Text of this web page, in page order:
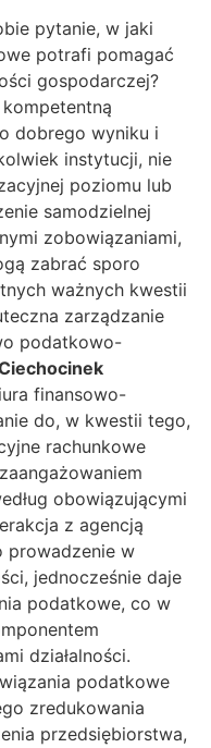
pytanie, w jaki
potrafi pomagać
gospodarczej?
dobrego wyniku i
instytucji, nie
poziomu lub
samodzielnej
zobowiązaniami,
zabrać sporo
ważnych kwestii
zarządzanie
podatkowo-
finansowo-
do, w kwestii tego,
rachunkowe
obowiązującymi
z agencją
prowadzenie w
jednocześnie daje
podatkowe, co w
działalności.
podatkowe
zredukowania
przedsiębiorstwa,